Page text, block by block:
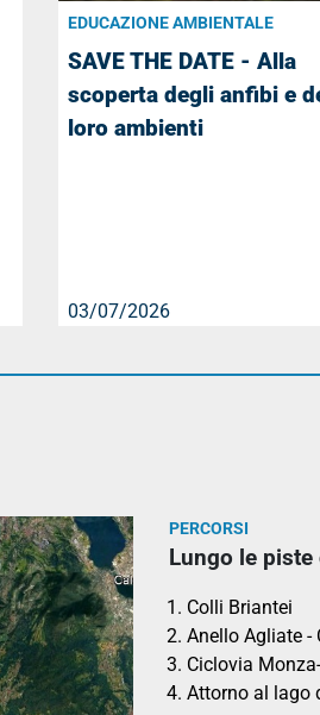
EDUCAZIONE AMBIENTALE
SAVE THE DATE - Alla
scoperta degli anfibi e
loro ambienti
03/07/2026
PERCORSI
Lungo le
Colli Briantei
Anello Agliate -
Ciclovia
Attorno al lago